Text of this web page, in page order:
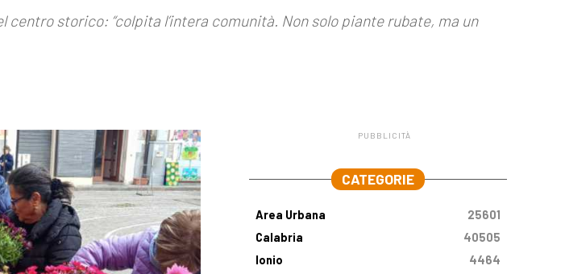
centro storico: “colpita l’intera comunità. Non solo piante rubate, ma un
PUBBLICITÀ
CATEGORIE
Area Urbana
25601
Calabria
40505
Ionio
4464